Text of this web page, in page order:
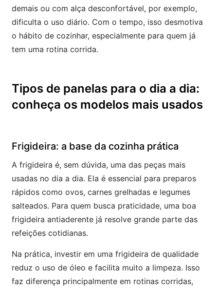
demais ou com alça desconfortável, por exemplo,
dificulta o uso diário. Com o tempo, isso desmotiva
o hábito de cozinhar, especialmente para quem já
tem uma rotina corrida.
Tipos de panelas para o dia a dia:
conheça os modelos mais usados
Frigideira: a base da cozinha prática
A frigideira é, sem dúvida, uma das peças mais
usadas no dia a dia. Ela é essencial para preparos
rápidos como ovos, carnes grelhadas e legumes
salteados. Para quem busca praticidade, uma boa
frigideira antiaderente já resolve grande parte das
refeições cotidianas.
Na prática, investir em uma frigideira de qualidade
reduz o uso de óleo e facilita muito a limpeza. Isso
faz diferença principalmente em rotinas corridas,